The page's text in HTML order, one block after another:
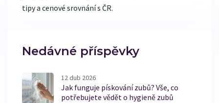
tipy a cenové srovnání s ČR.
Nedávné příspěvky
12 dub 2026
Jak funguje pískování zubů? Vše, co
potřebujete vědět o hygieně zubů